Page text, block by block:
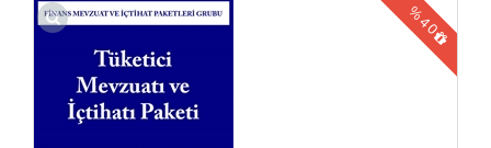
%40